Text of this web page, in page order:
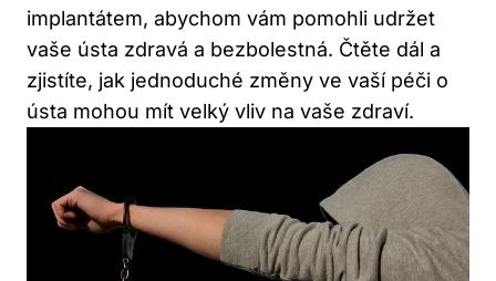
implantátem, abychom vám pomohli udržet
vaše ústa zdravá a bezbolestná. Čtěte dál a
zjistíte, jak jednoduché změny ve vaší péči o
ústa mohou mít velký vliv na vaše zdraví.